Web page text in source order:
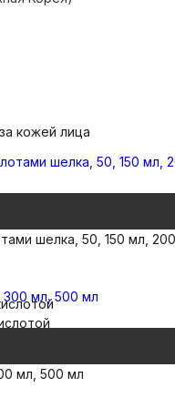
кожей лица
шелка, 50, 150 мл,
мл, 500 мл